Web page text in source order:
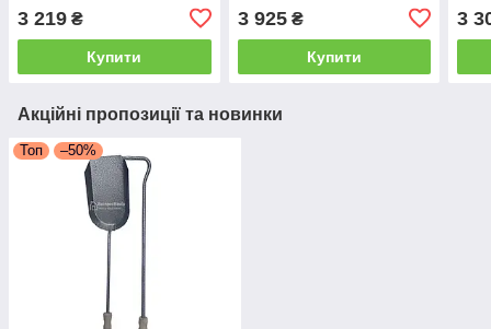
3 219 ₴
Купити
3 925₴
Купити
3
Акційні пропозиції та новинки
Топ –50%